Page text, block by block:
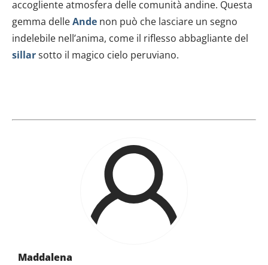
accogliente atmosfera delle comunità andine. Questa
gemma delleAnde non può che lasciare un segno
indelebile nell’anima, come il riflesso abbagliante del
sillarsotto il magico cielo peruviano.
Maddalena